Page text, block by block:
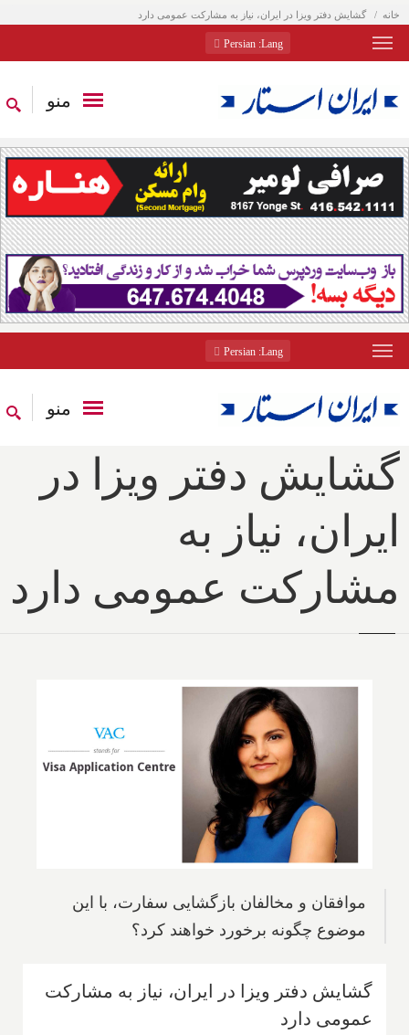
خانه گشایش دفتر ویزا در ایران، نیاز به مشارکت عمومی دارد
Lang
: Persian
منو
Lang
: Persian
منو
گشایش دفتر ویزا در
ایران، نیاز به
مشارکت عمومی دارد
موافقان و مخالفان بازگشایی سفارت، با این
موضوع چگونه برخورد خواهند کرد؟
گشایش دفتر ویزا در ایران، نیاز به مشارکت
عمومی دارد